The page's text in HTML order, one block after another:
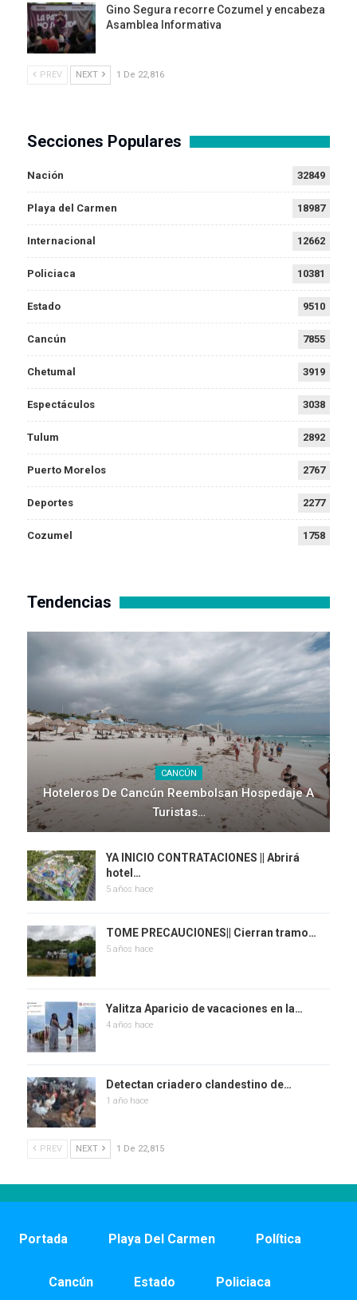
Gino Segura recorre Cozumel y encabeza
Asamblea Informativa
PREV NEXT 1 De 22,816
Secciones Populares
Nación 32849
Playa del Carmen 18987
Internacional 12662
Policiaca 10381
Estado 9510
Cancún 7855
Chetumal 3919
Espectáculos 3038
Tulum 2892
Puerto Morelos 2767
Deportes 2277
Cozumel 1758
Tendencias
CANCÚN
Hoteleros De Cancún Reembolsan Hospedaje A
Turistas…
YA INICIO CONTRATACIONES || Abrirá
hotel…
5 años hace
TOME PRECAUCIONES|| Cierran tramo…
5 años hace
Yalitza Aparicio de vacaciones en la…
4 años hace
Detectan criadero clandestino de…
1 año hace
PREV NEXT 1 De 22,815
Portada Playa Del Carmen Política
Cancún Estado Policiaca